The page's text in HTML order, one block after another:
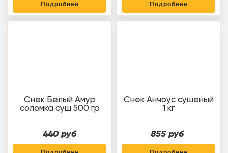
Подробнее Подробнее
Снек Белый Амур
соломка суш 500 гр
440 руб
Снек Анчоус сушеный
1 кг
855 руб